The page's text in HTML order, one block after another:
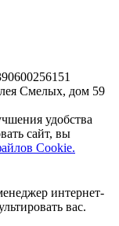
Смелых, дом 59
удобства
сайт, вы
Сookie.
интернет-
вас.